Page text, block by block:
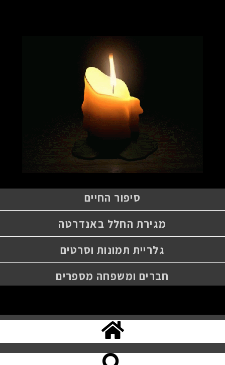
סיפור החיים
מגירת החלל באנדרטה
גלריית תמונות וסרטים
חברים ומשפחה מספרים